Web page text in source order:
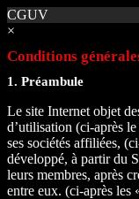
CGUV
×
Conditions
1. Préambule
Le site Internet objet
d’utilisation (ci-après
ses sociétés affiliées,
développé, à partir du
leurs membres, après
entre eux. (ci-après les